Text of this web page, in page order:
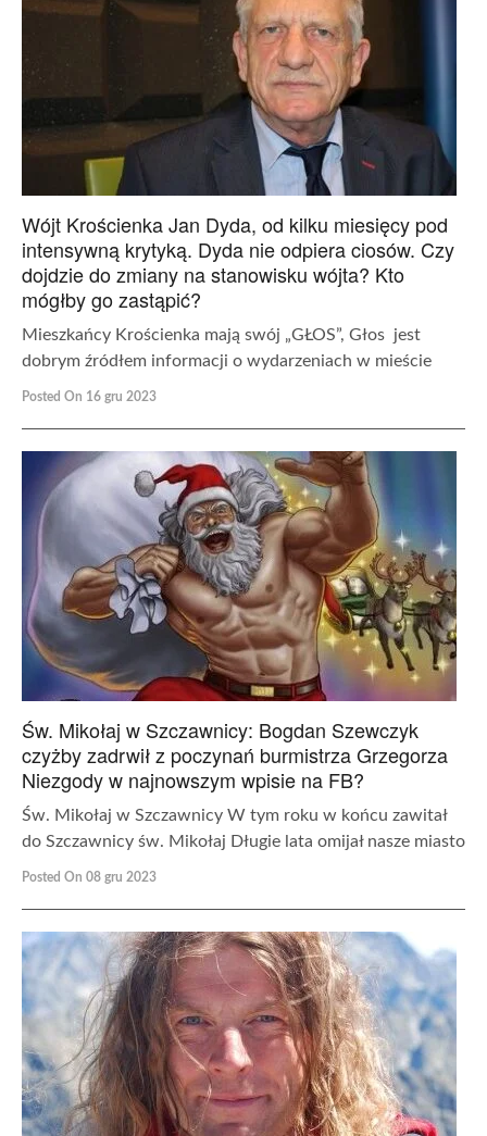
Wójt Krościenka Jan Dyda, od kilku miesięcy pod
intensywną krytyką. Dyda nie odpiera ciosów. Czy
dojdzie do zmiany na stanowisku wójta? Kto
mógłby go zastąpić?
Mieszkańcy Krościenka mają swój „GŁOS”, Głos jest
dobrym źródłem informacji o wydarzeniach w mieście
Posted On 16 gru 2023
Św. Mikołaj w Szczawnicy: Bogdan Szewczyk
czyżby zadrwił z poczynań burmistrza Grzegorza
Niezgody w najnowszym wpisie na FB?
Św. Mikołaj w Szczawnicy W tym roku w końcu zawitał
do Szczawnicy św. Mikołaj Długie lata omijał nasze miasto
Posted On 08 gru 2023